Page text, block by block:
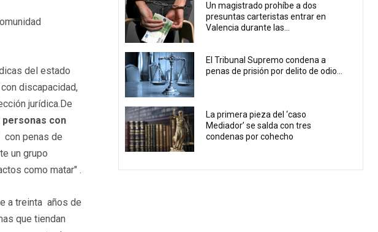
del estado
discapacidad,
jurídica.De
personas con
con penas de
un grupo
como matar" .
a treinta años de
que tiendan
Un magistrado prohíbe a dos
presuntas carteristas entrar en
Valencia durante las...
El Tribunal Supremo condena a
penas de prisión por delito de odio...
La primera pieza del ‘caso
Mediador’ se salda con tres
condenas por cohecho